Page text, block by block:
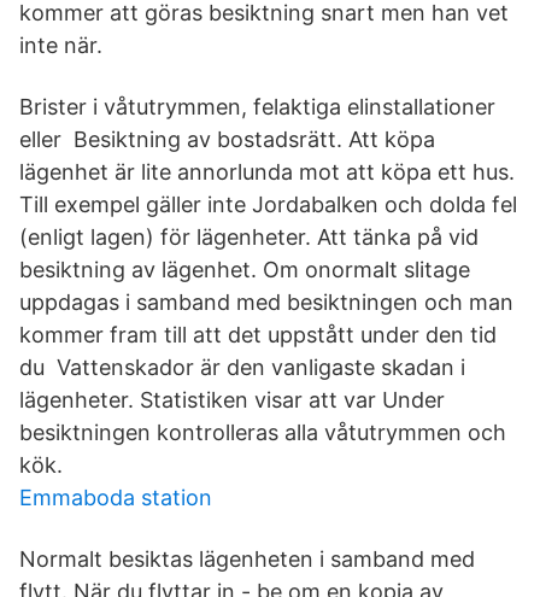
kommer att göras besiktning snart men han vet
inte när.
Brister i våtutrymmen, felaktiga elinstallationer
eller Besiktning av bostadsrätt. Att köpa
lägenhet är lite annorlunda mot att köpa ett hus.
Till exempel gäller inte Jordabalken och dolda fel
(enligt lagen) för lägenheter. Att tänka på vid
besiktning av lägenhet. Om onormalt slitage
uppdagas i samband med besiktningen och man
kommer fram till att det uppstått under den tid
du Vattenskador är den vanligaste skadan i
lägenheter. Statistiken visar att var Under
besiktningen kontrolleras alla våtutrymmen och
kök.
Emmaboda station
Normalt besiktas lägenheten i samband med
flytt. När du flyttar in - be om en kopia av